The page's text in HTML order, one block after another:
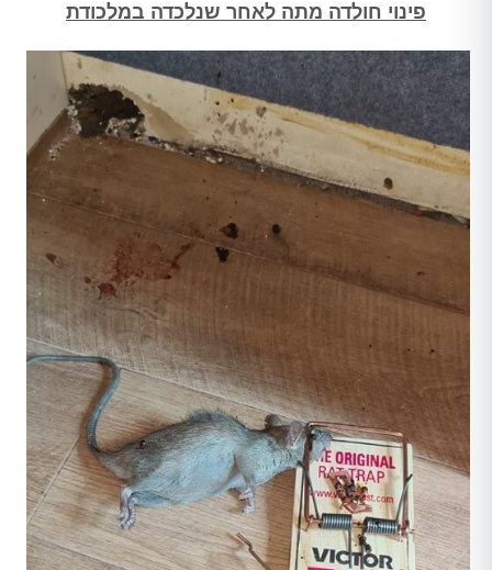
פינוי חולדה מתה לאחר שנלכדה במלכודת